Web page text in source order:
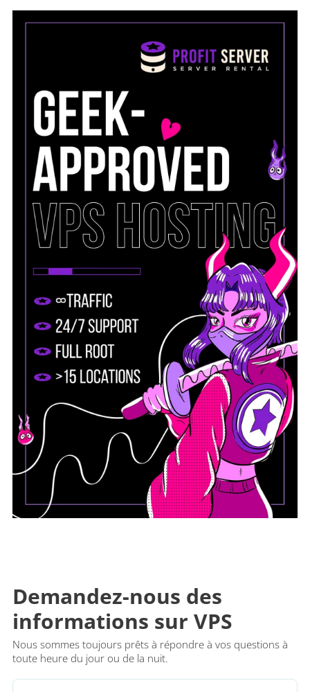
Demandez-nous des
informations sur VPS
Nous sommes toujours prêts à répondre à vos questions à
toute heure du jour ou de la nuit.